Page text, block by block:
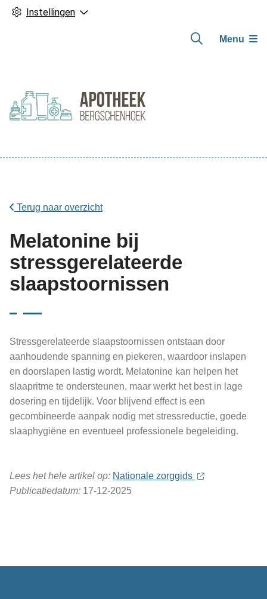
Instellingen
Menu
Terug naar overzicht
Melatonine bij
stressgerelateerde
slaapstoornissen
Stressgerelateerde slaapstoornissen ontstaan door
aanhoudende spanning en piekeren, waardoor inslapen
en doorslapen lastig wordt. Melatonine kan helpen het
slaapritme te ondersteunen, maar werkt het best in lage
dosering en tijdelijk. Voor blijvend effect is een
gecombineerde aanpak nodig met stressreductie, goede
slaaphygiëne en eventueel professionele begeleiding.
Lees het hele artikel op: Nationale zorggids
Publicatiedatum: 17-12-2025